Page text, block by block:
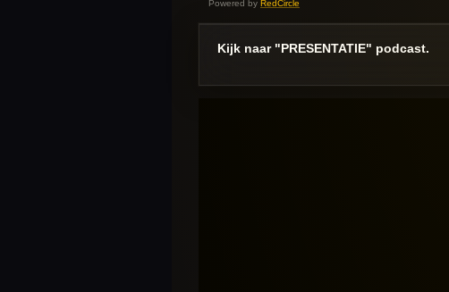
Powered by RedCircle
Kijk naar "PRESENTATIE" podcast.